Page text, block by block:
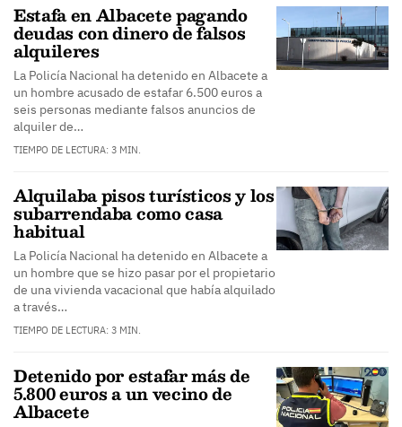
Estafa en Albacete pagando
deudas con dinero de falsos
alquileres
La Policía Nacional ha detenido en Albacete a
un hombre acusado de estafar 6.500 euros a
seis personas mediante falsos anuncios de
alquiler de…
TIEMPO DE LECTURA: 3 MIN.
Alquilaba pisos turísticos y los
subarrendaba como casa
habitual
La Policía Nacional ha detenido en Albacete a
un hombre que se hizo pasar por el propietario
de una vivienda vacacional que había alquilado
a través…
TIEMPO DE LECTURA: 3 MIN.
Detenido por estafar más de
5.800 euros a un vecino de
Albacete